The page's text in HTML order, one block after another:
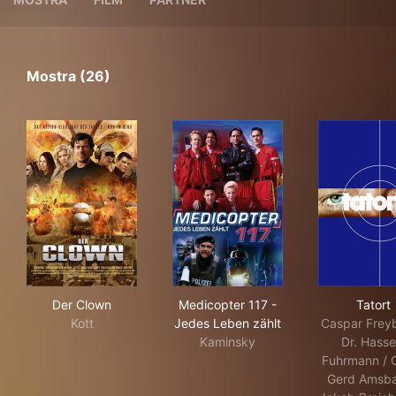
Mostra (26)
Der Clown
Kott
Medicopter 117 -
Jedes Leben zählt
Kaminsky
Tatort
Caspar
Dr.
Fuhrmann /
Gerd